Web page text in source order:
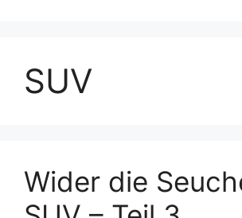
SUV
Wider die